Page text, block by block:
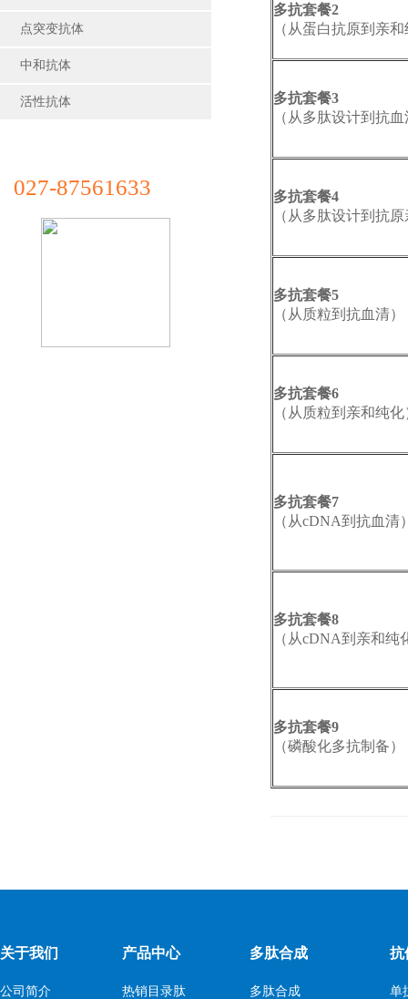
点突变抗体
中和抗体
活性抗体
027-87561633
多抗套餐2
（从蛋白抗原到亲
多抗套餐3
（从多肽设计到抗
多抗套餐4
（从多肽设计到抗
多抗套餐5
（从质粒到抗血清）
多抗套餐6
（从质粒到亲和纯化
多抗套餐7
（从cDNA到抗血清
多抗套餐8
（从cDNA到亲和纯
多抗套餐9
（磷酸化多抗制备
关于我们
公司简介
产品中心
热销目录肽
多肽合成
多肽合成
抗
单